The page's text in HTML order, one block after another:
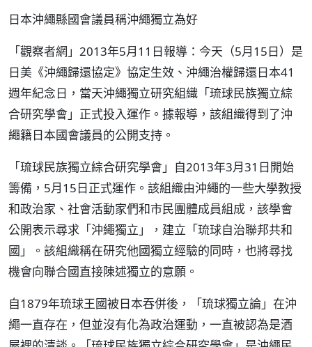
日本沖繩縣國會議員稱沖繩獨立為好
「觀察者網」2013年5月11日報導：今天（5月15日）是
日美《沖繩歸還協定》協定生效、沖繩治權歸還日本41
週年紀念日，當天沖繩獨立研究組織「琉球民族獨立綜
合研究學會」正式投入運作。據報導，該組織得到了沖
繩籍日本國會議員的公開支持。
「琉球民族獨立綜合研究學會」自2013年3月31日開始
籌備，5月15日正式運作。該組織由沖繩的一些大學教授
和政治家、社會活動家們和市民團體成員組成，該學會
公開表示尋求「沖繩獨立」，建立「琉球自治聯邦共和
國」。該組織稱在研究他國獨立經驗的同時，也將尋找
機會向聯合國直接陳述獨立的意願。
自1879年琉球王國被日本吞併後，「琉球獨立論」在沖
繩一直存在，但並沒有化為政治運動，一直被認為是酒